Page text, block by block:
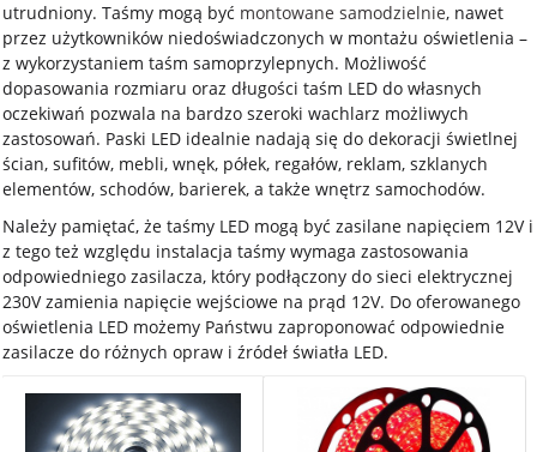
utrudniony. Taśmy mogą być montowane samodzielnie, nawet
przez użytkowników niedoświadczonych w montażu oświetlenia –
z wykorzystaniem taśm samoprzylepnych. Możliwość
dopasowania rozmiaru oraz długości taśm LED do własnych
oczekiwań pozwala na bardzo szeroki wachlarz możliwych
zastosowań. Paski LED idealnie nadają się do dekoracji świetlnej
ścian, sufitów, mebli, wnęk, półek, regałów, reklam, szklanych
elementów, schodów, barierek, a także wnętrz samochodów.
Należy pamiętać, że taśmy LED mogą być zasilane napięciem 12V i
z tego też względu instalacja taśmy wymaga zastosowania
odpowiedniego zasilacza, który podłączony do sieci elektrycznej
230V zamienia napięcie wejściowe na prąd 12V. Do oferowanego
oświetlenia LED możemy Państwu zaproponować odpowiednie
zasilacze do różnych opraw i źródeł światła LED.